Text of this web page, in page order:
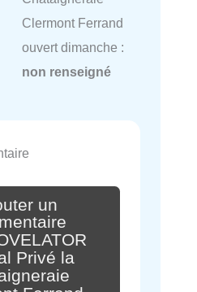
Clermont Ferrand
ouvert dimanche :
non renseigné
un
Privé la